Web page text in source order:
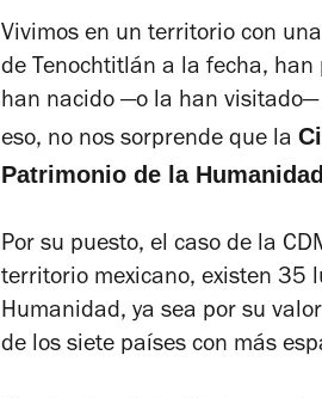
Vivimos en un territorio con
de Tenochtitlán a la fecha,
han nacido —o la han
eso, no nos sorprende que la
Patrimonio de la Humanidad
Por su puesto, el caso de la
territorio mexicano, existen 35
Humanidad, ya sea por su
de los siete países con más